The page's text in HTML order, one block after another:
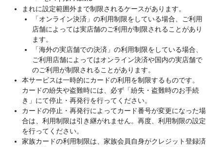
まれに設定範囲外まで制限されるケースがあります。
「オンライン決済」の利用制限をしている場合、ご利用
店舗によっては実店舗のご利用が制限されることがあり
ます。
「海外の実店舗での決済」の利用制限をしている場合、
ご利用店舗によってはオンライン決済や国内の実店舗で
のご利用が制限されることがあります。
本サービスは一時的にカードの利用を制限するものです。
カードの紛失や盗難時には、必ず「紛失・盗難時のお手続
き」にて停止・再発行を行ってください。
カードの停止・再発行によってカード番号が変更になった場
合は、利用制限は引き継がれません。再度、利用制限の設定
を行ってください。
家族カードの利用制限は、家族会員自身がクレジット登録済